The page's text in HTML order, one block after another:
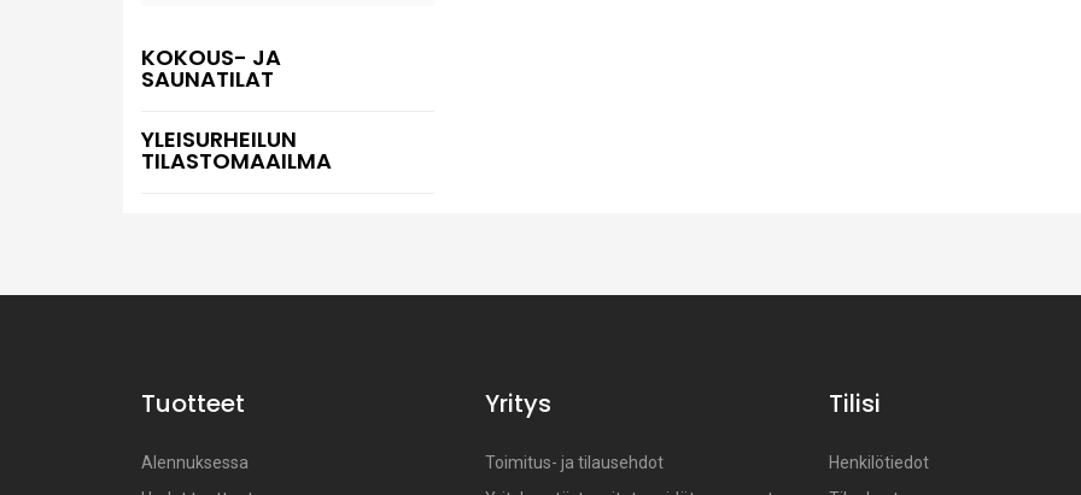
KOKOUS- JA
SAUNATILAT
YLEISURHEILUN
TILASTOMAAILMA
Tuotteet
Alennuksessa
Yritys
Toimitus- ja tilausehdot
Tilisi
Henkilötiedot